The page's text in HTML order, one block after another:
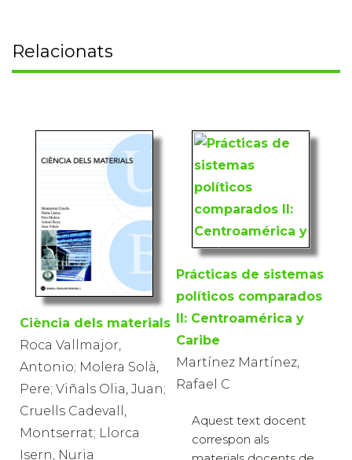
Relacionats
Ciència dels materials
Roca Vallmajor,
Antonio; Molera Solà,
Pere; Viñals Olia, Juan;
Cruells Cadevall,
Montserrat; Llorca
Isern, Nuria
Prácticas de sistemas
políticos comparados
II: Centroamérica y
Caribe
Martínez Martínez,
Rafael C
Aquest text docent
correspon als